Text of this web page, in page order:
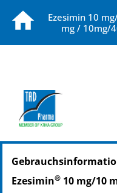
Ezesimin 10
mg / 10mg/
PZN: 15415729
PPN: 111541572912
PZN: 15415735
Ezesimin® 10 mg/10